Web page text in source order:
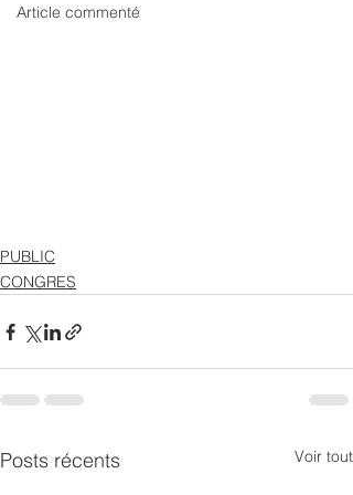
Article commenté
PUBLIC
CONGRES
Posts récents Voir tout